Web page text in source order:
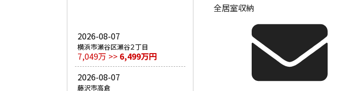
2026-08-07
横浜市瀬谷区瀬谷２丁目
7,049万 >> 6,499万円
2026-08-07
藤沢市高倉
全居室収納